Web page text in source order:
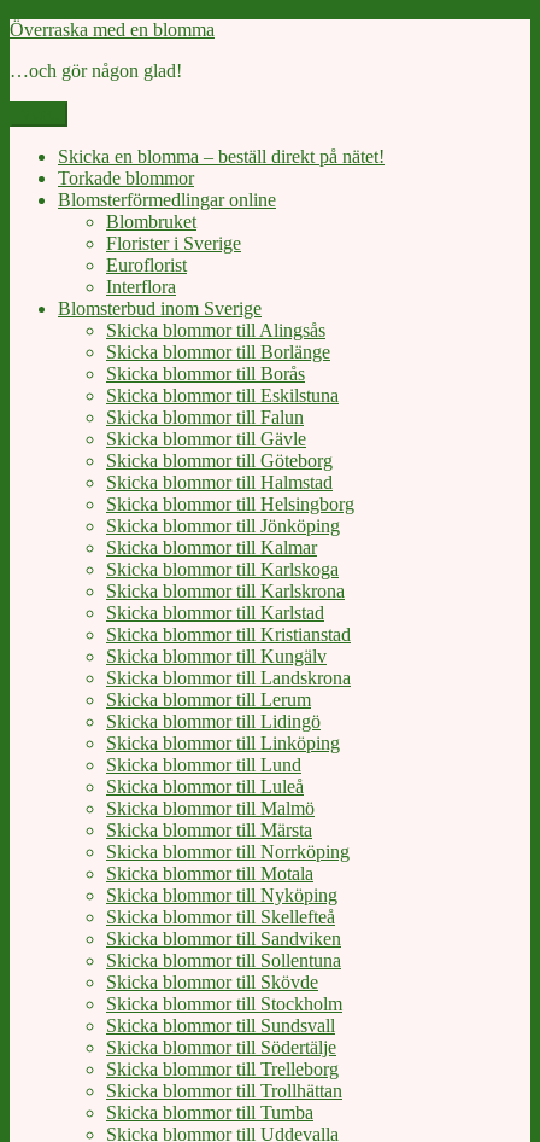
Skip
content
Överraska med en blomma
…och gör någon glad!
Skicka en blomma – beställ direkt på nätet!
Torkade blommor
Blomsterförmedlingar online
Blombruket
Florister i Sverige
Euroflorist
Interflora
Blomsterbud inom Sverige
Skicka blommor till Alingsås
Skicka blommor till Borlänge
Skicka blommor till Borås
Skicka blommor till Eskilstuna
Skicka blommor till Falun
Skicka blommor till Gävle
Skicka blommor till Göteborg
Skicka blommor till Halmstad
Skicka blommor till Helsingborg
Skicka blommor till Jönköping
Skicka blommor till Kalmar
Skicka blommor till Karlskoga
Skicka blommor till Karlskrona
Skicka blommor till Karlstad
Skicka blommor till Kristianstad
Skicka blommor till Kungälv
Skicka blommor till Landskrona
Skicka blommor till Lerum
Skicka blommor till Lidingö
Skicka blommor till Linköping
Skicka blommor till Lund
Skicka blommor till Luleå
Skicka blommor till Malmö
Skicka blommor till Märsta
Skicka blommor till Norrköping
Skicka blommor till Motala
Skicka blommor till Nyköping
Skicka blommor till Skellefteå
Skicka blommor till Sandviken
Skicka blommor till Sollentuna
Skicka blommor till Skövde
Skicka blommor till Stockholm
Skicka blommor till Sundsvall
Skicka blommor till Södertälje
Skicka blommor till Trelleborg
Skicka blommor till Trollhättan
Skicka blommor till Tumba
Skicka blommor till Uddevalla